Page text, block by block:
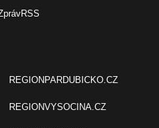
RSS
REGIONPARDUBICKO.CZ
REGIONVYSOCINA.CZ